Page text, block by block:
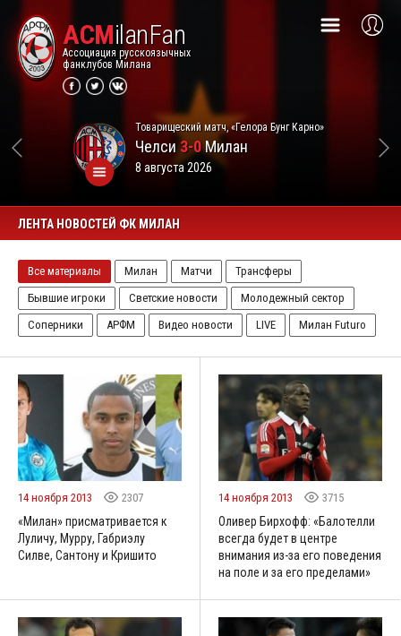
ACMilanFan
Ассоциация русскоязычных
фанклубов Милана
Товарищеский матч, «Гелора Бунг Карно»
Челси3-0Милан
8 августа 2026
ЛЕНТА НОВОСТЕЙ ФК МИЛАН
Все материалы Милан Матчи
Трансферы
Бывшие игроки
Светские новости
Молодежный сектор
Соперники
АРФМ Видео новости LIVE Милан Futuro
14 ноября 2013 2307
«Милан» присматривается к
Луличу, Мурру, Габриэлу
Силве, Сантону и Кришито
14 ноября 2013 3715
Оливер Бирхофф: «Балотелли
всегда будет в центре
внимания из-за его поведения
на поле и за его пределами»